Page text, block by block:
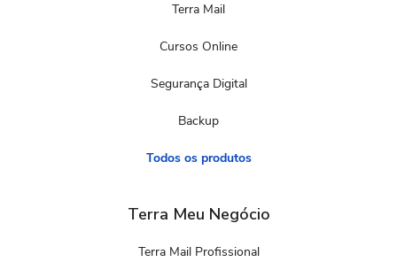
Terra Mail
Cursos Online
Segurança Digital
Backup
Todos os produtos
Terra Meu Negócio
Terra Mail Profissional